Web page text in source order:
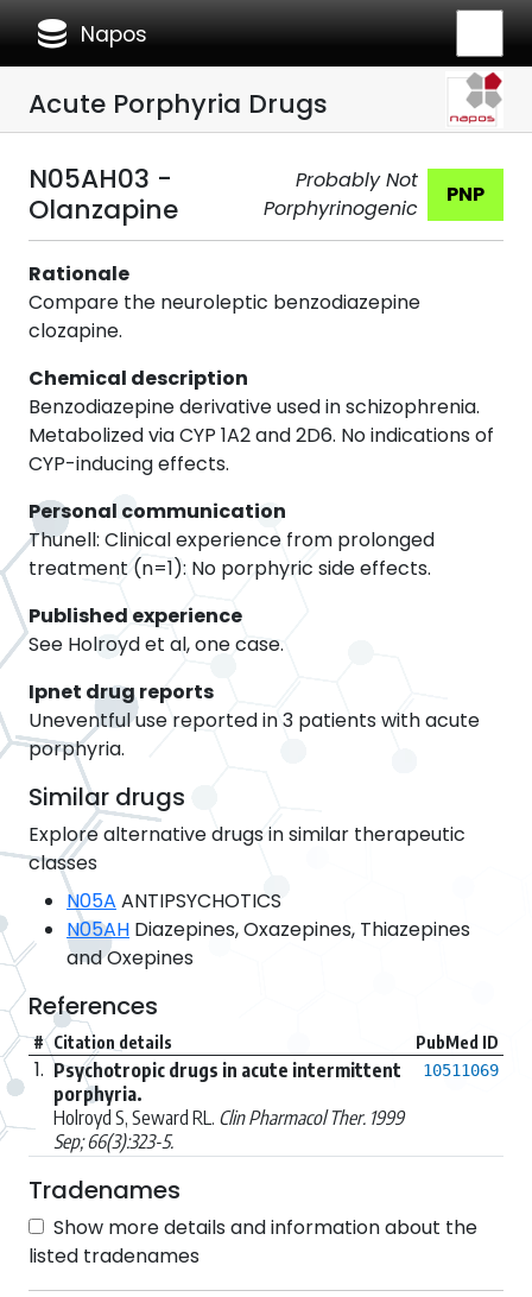
database Napos
Acute Porphyria Drugs
N05AH03 -
Olanzapine
Probably Not
Porphyrinogenic
PNP
Rationale
Compare the neuroleptic benzodiazepine
clozapine.
Chemical description
Benzodiazepine derivative used in schizophrenia.
Metabolized via CYP 1A2 and 2D6. No indications of
CYP-inducing effects.
Personal communication
Thunell: Clinical experience from prolonged
treatment (n=1): No porphyric side effects.
Published experience
See Holroyd et al, one case.
Ipnet drug reports
Uneventful use reported in 3 patients with acute
porphyria.
Similar drugs
Explore alternative drugs in similar therapeutic
classes
N05A ANTIPSYCHOTICS
N05AH Diazepines, Oxazepines, Thiazepines
and Oxepines
References
# Citation details PubMed ID
1. Psychotropic drugs in acute intermittent
porphyria.
Holroyd S, Seward RL. Clin Pharmacol Ther. 1999
Sep; 66(3):323-5.
10511069
Tradenames
Show more details and information about the
listed tradenames